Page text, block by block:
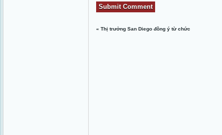
«Thị trưởng San Diego đồng ý từ chức